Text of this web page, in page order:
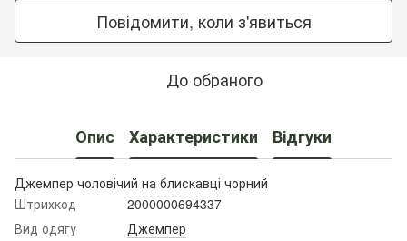
Повідомити, коли з'явиться
До обраного
Опис Характеристики Відгуки
Джемпер чоловічий на блискавці чорний
Штрихкод
2000000694337
Вид одягу
Джемпер